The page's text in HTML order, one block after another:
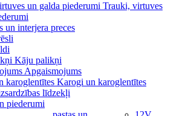
Trauki, virtuves
un interjera preces
Kāju palikņi
Apgaismojums
Karogi un karoglentītes
līdzekļi
piederumi